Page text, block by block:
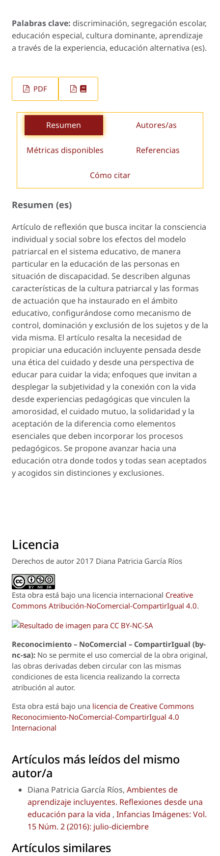
Palabras clave: discriminación, segregación escolar,
educación especial, cultura dominante, aprendizaje
a través de la experiencia, educación alternativa (es).
PDF
Resumen Autores/as
Métricas disponibles Referencias
Cómo citar
Resumen (es)
Artículo de reflexión que busca incitar la consciencia
individual y social sobre los efectos del modelo
patriarcal en el sistema educativo, de manera
particular en la educación de las personas en
situación de discapacidad. Se describen algunas
características de la cultura patriarcal y las formas
de actuación que ha instaurado en el ámbito
educativo, configurándose como mecanismo de
control, dominación y exclusión de los sujetos y de la
vida misma. El artículo resalta la necesidad de
propiciar una educación incluyente pensada desde
una ética del cuidado y desde una perspectiva de
educar para cuidar la vida; enfoques que invitan a
desplegar la subjetividad y la conexión con la vida
desde experiencias pedagógicas que vinculen la
amorosidad, el cuidado mutuo, la solidaridad y la
aceptación de la diferencia como elementos
esenciales que deben incorporar los procesos
pedagógicos. Se propone avanzar hacia una
educación otra donde todos y todas sean aceptados
y acogidos sin distinciones y exclusiones.
Licencia
Derechos de autor 2017 Diana Patricia García Ríos
Esta obra está bajo una licencia internacional Creative
Commons Atribución-NoComercial-CompartirIgual 4.0.
Reconocimiento – NoComercial – CompartirIgual (by-
nc-sa): No se permite el uso comercial de la obra original,
las obras derivadas deben circular con las mismas
condiciones de esta licencia realizando la correcta
atribución al autor.
Esta obra está bajo una licencia de Creative Commons
Reconocimiento-NoComercial-CompartirIgual 4.0
Internacional
Artículos más leídos del mismo
autor/a
Diana Patricia García Ríos, Ambientes de
aprendizaje incluyentes. Reflexiones desde una
educación para la vida , Infancias Imágenes: Vol.
15 Núm. 2 (2016): julio-diciembre
Artículos similares